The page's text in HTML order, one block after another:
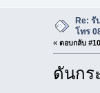
Re:
โทร
« ตอบกลับ
ดันก